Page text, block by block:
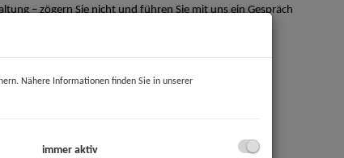
– zögern Sie nicht und führen Sie mit uns ein Gespräch
Nähere Informationen finden Sie in unserer
immer aktiv